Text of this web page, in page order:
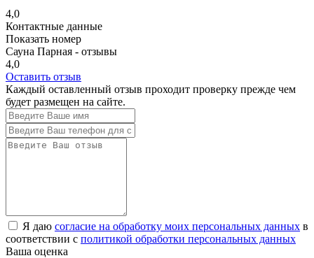
4,0
Контактные данные
Показать номер
Сауна Парная - отзывы
4,0
Оставить отзыв
Каждый оставленный отзыв проходит проверку прежде чем
будет размещен на сайте.
Я даю согласие на обработку моих персональных данных в
соответствии с политикой обработки персональных данных
Ваша оценка